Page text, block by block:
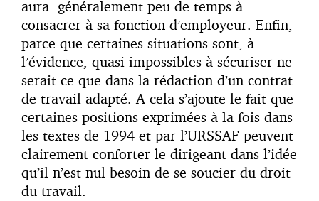
aura généralement peu de temps à
consacrer à sa fonction d’employeur. Enfin,
parce que certaines situations sont, à
l’évidence, quasi impossibles à sécuriser ne
serait-ce que dans la rédaction d’un contrat
de travail adapté. A cela s’ajoute le fait que
certaines positions exprimées à la fois dans
les textes de 1994 et par l’URSSAF peuvent
clairement conforter le dirigeant dans l’idée
qu’il n’est nul besoin de se soucier du droit
du travail.